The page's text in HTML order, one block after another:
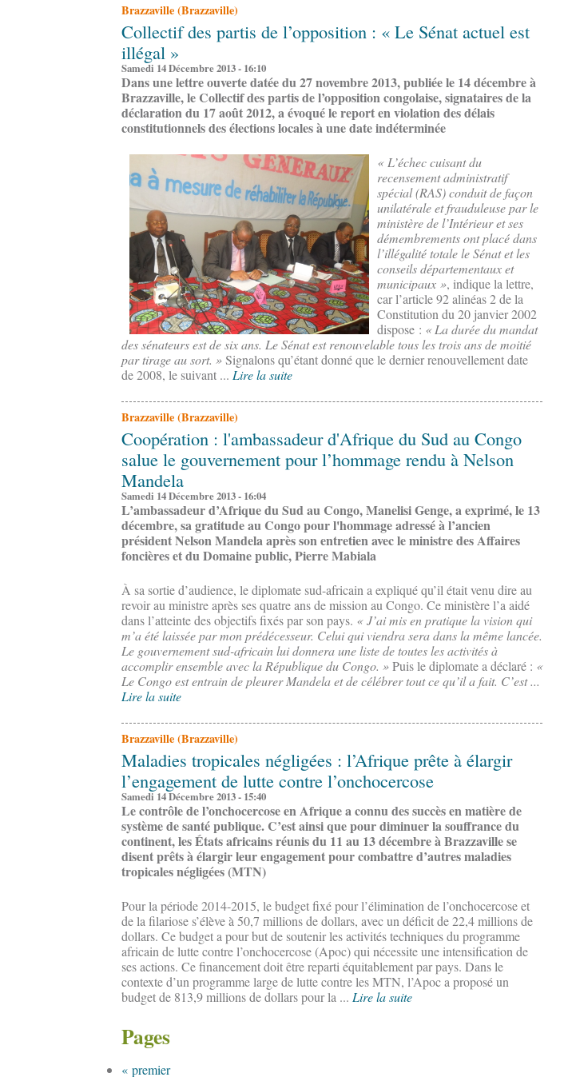
Brazzaville (Brazzaville)
Collectif des partis de l’opposition : « Le Sénat actuel est
illégal »
Samedi 14 Décembre 2013 - 16:10
Dans une lettre ouverte datée du 27 novembre 2013, publiée le 14 décembre à
Brazzaville, le Collectif des partis de l’opposition congolaise, signataires de la
déclaration du 17 août 2012, a évoqué le report en violation des délais
constitutionnels des élections locales à une date indéterminée
« L’échec cuisant du
recensement administratif
spécial (RAS) conduit de façon
unilatérale et frauduleuse par le
ministère de l’Intérieur et ses
démembrements ont placé dans
l’illégalité totale le Sénat et les
conseils départementaux et
municipaux », indique la lettre,
car l’article 92 alinéas 2 de la
Constitution du 20 janvier 2002
dispose : « La durée du mandat
des sénateurs est de six ans. Le Sénat est renouvelable tous les trois ans de moitié
par tirage au sort. »Signalons qu’étant donné que le dernier renouvellement date
de 2008, le suivant ... Lire la suite
Brazzaville (Brazzaville)
Coopération : l'ambassadeur d'Afrique du Sud au Congo
salue le gouvernement pour l’hommage rendu à Nelson
Mandela
Samedi 14 Décembre 2013 - 16:04
L’ambassadeur d’Afrique du Sud au Congo, Manelisi Genge, a exprimé, le 13
décembre, sa gratitude au Congo pour l'hommage adressé à l’ancien
président Nelson Mandela après son entretien avec le ministre des Affaires
foncières et du Domaine public, Pierre Mabiala
À sa sortie d’audience, le diplomate sud-africain a expliqué qu’il était venu dire au
revoir au ministre après ses quatre ans de mission au Congo. Ce ministère l’a aidé
dans l’atteinte des objectifs fixés par son pays. « J’ai mis en pratique la vision qui
m’a été laissée par mon prédécesseur. Celui qui viendra sera dans la même lancée.
Le gouvernement sud-africain lui donnera une liste de toutes les activités à
accomplir ensemble avec la République du Congo. »Puis le diplomate a déclaré : «
Le Congo est entrain de pleurer Mandela et de célébrer tout ce qu’il a fait. C’est ...
Lire la suite
Brazzaville (Brazzaville)
Maladies tropicales négligées : l’Afrique prête à élargir
l’engagement de lutte contre l’onchocercose
Samedi 14 Décembre 2013 - 15:40
Le contrôle de l’onchocercose en Afrique a connu des succès en matière de
système de santé publique. C’est ainsi que pour diminuer la souffrance du
continent, les États africains réunis du 11 au 13 décembre à Brazzaville se
disent prêts à élargir leur engagement pour combattre d’autres maladies
tropicales négligées (MTN)
Pour la période 2014-2015, le budget fixé pour l’élimination de l’onchocercose et
de la filariose s’élève à 50,7 millions de dollars, avec un déficit de 22,4 millions de
dollars. Ce budget a pour but de soutenir les activités techniques du programme
africain de lutte contre l’onchocercose (Apoc) qui nécessite une intensification de
ses actions. Ce financement doit être reparti équitablement par pays. Dans le
contexte d’un programme large de lutte contre les MTN, l’Apoc a proposé un
budget de 813,9 millions de dollars pour la ... Lire la suite
Pages
« premier